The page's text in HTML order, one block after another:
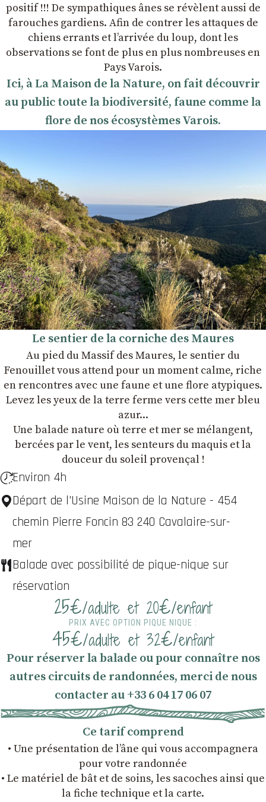
positif !!! De sympathiques ânes se révèlent aussi de
farouches gardiens. Afin de contrer les attaques de
chiens errants et l’arrivée du loup, dont les
observations se font de plus en plus nombreuses en
Pays Varois.
Ici, à La Maison de la Nature, on fait découvrir
au public toute la biodiversité, faune comme la
flore de nos écosystèmes Varois.
Le sentier de la corniche des Maures
Au pied du Massif des Maures, le sentier du
Fenouillet vous attend pour un moment calme, riche
en rencontres avec une faune et une flore atypiques.
Levez les yeux de la terre ferme vers cette mer bleu
azur...
Une balade nature où terre et mer se mélangent,
bercées par le vent, les senteurs du maquis et la
douceur du soleil provençal !
Environ 4h
Départ de l'Usine Maison de la Nature - 454
chemin Pierre Foncin 83 240 Cavalaire-sur-
mer
Balade avec possibilité de pique-nique sur
réservation
25€/adulte et 20€/enfant
PRIX AVEC OPTION PIQUE NIQUE :
45€/adulte et 32€/enfant
Pour réserver la balade ou pour connaître nos
autres circuits de randonnées, merci de nous
contacter au +33 6 04 17 06 07
Ce tarif comprend
• Une présentation de l’âne qui vous accompagnera
pour votre randonnée
• Le matériel de bât et de soins, les sacoches ainsi que
la fiche technique et la carte.